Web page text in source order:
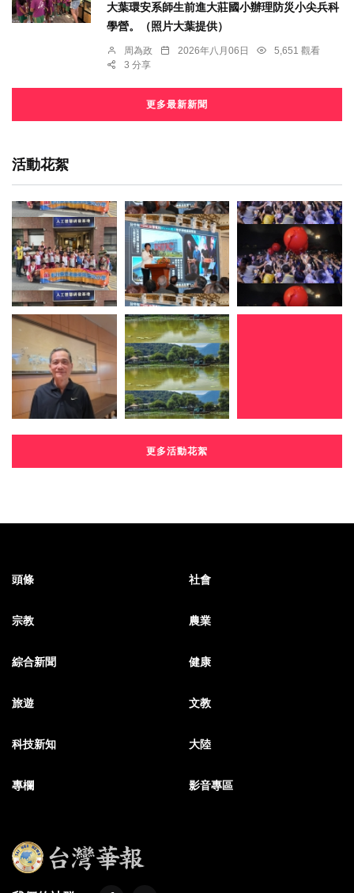
大葉環安系師生前進大莊國小辦理防災小尖兵科
學營。（照片大葉提供）
周為政 2026年八月06日
5,651 觀看
3 分享
更多最新新聞
活動花絮
更多活動花絮
頭條 社會
宗教 農業
綜合新聞 健康
旅遊 文教
科技新知 大陸
專欄 影音專區